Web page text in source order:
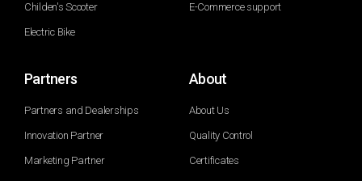
Childen's Scooter
Electric Bike
E-Commerce support
Partners
Partners and Dealerships
Innovation Partner
Marketing Partner
About
About Us
Quality Control
Certificates